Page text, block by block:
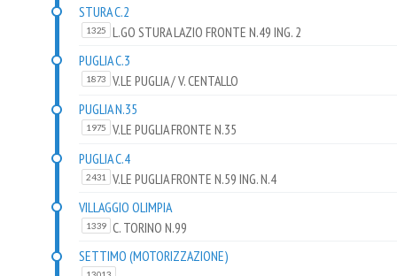
STURA C.2
1325
L.GO STURA LAZIO FRONTE N.49 ING. 2
PUGLIA C.3
1873
V.LE PUGLIA / V. CENTALLO
PUGLIA N.35
1975
V.LE PUGLIA FRONTE N.35
PUGLIA C.4
2431
V.LE PUGLIA FRONTE N.59 ING. N.4
VILLAGGIO OLIMPIA
1339 C. TORINO N.99
SETTIMO (MOTORIZZAZIONE)